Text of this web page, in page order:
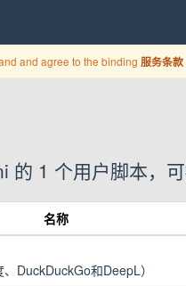
and agree to the binding 服务条款
1 个用户脚本，
名称
DuckDuckGo和DeepL）